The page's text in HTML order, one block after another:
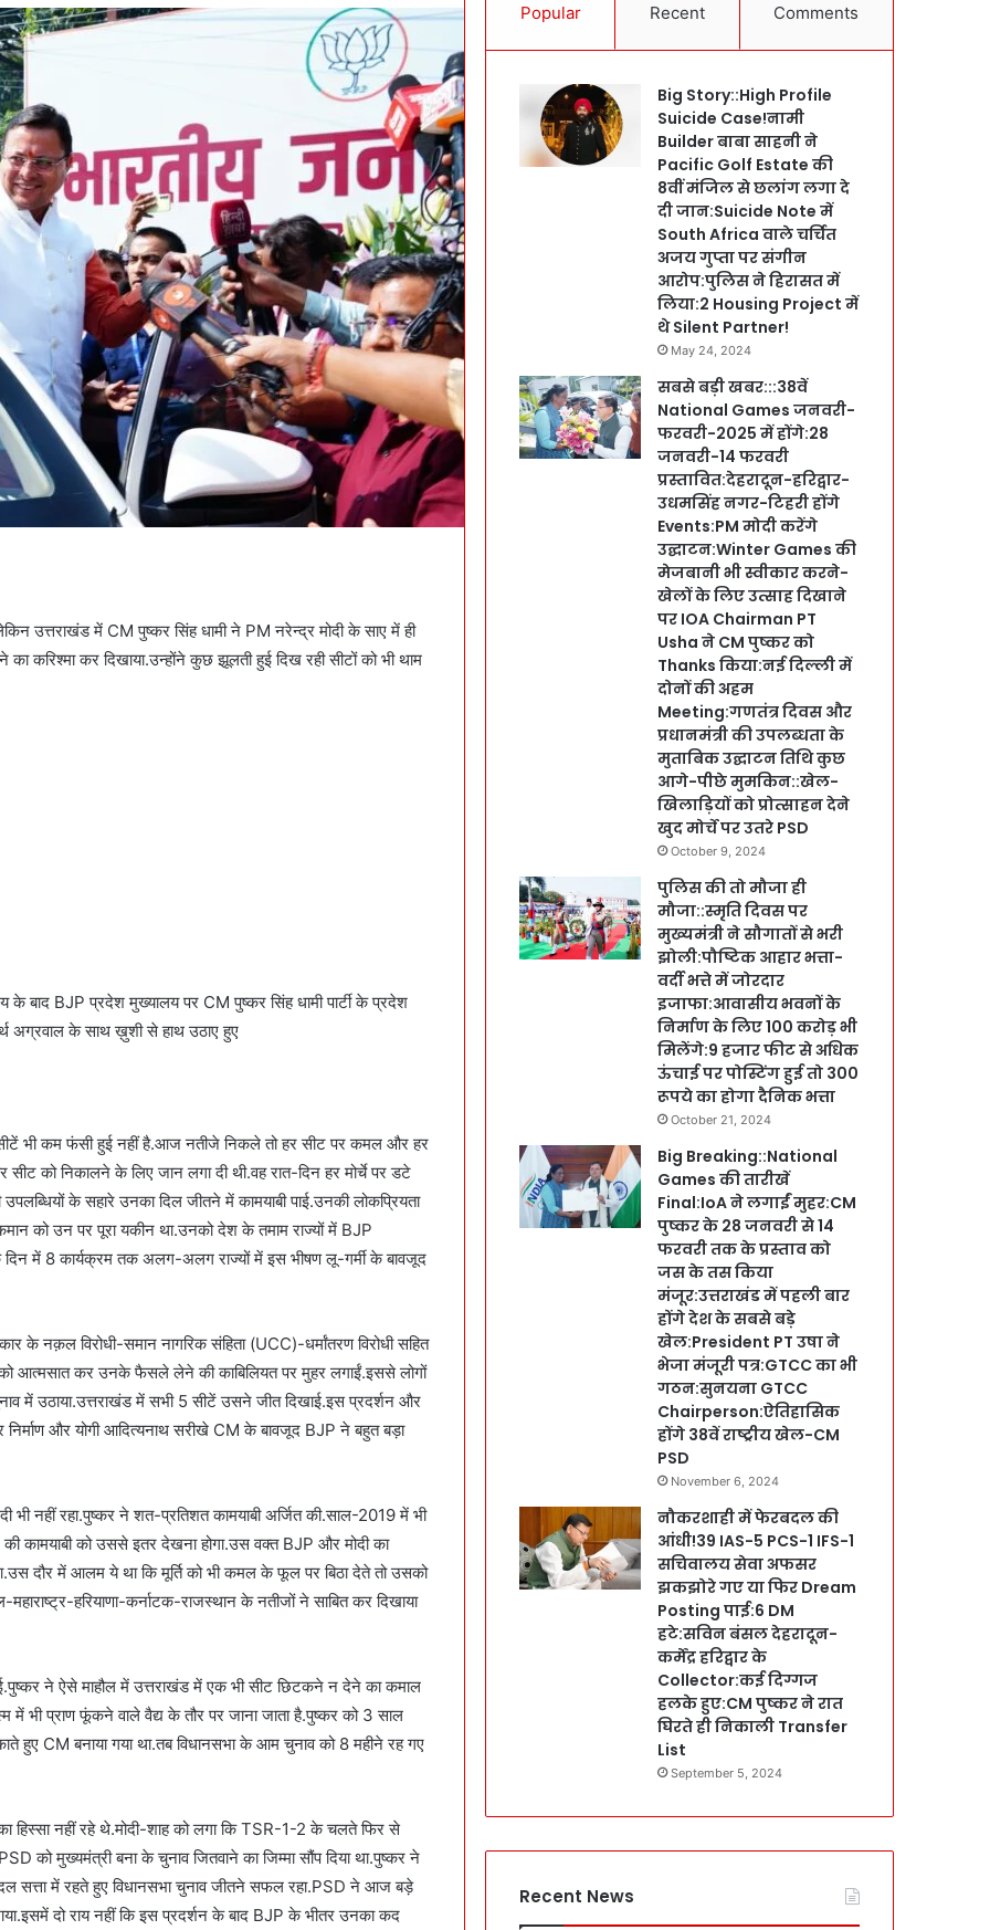
उत्तराखंड में CM पुष्कर सिंह धामी ने PM नरेन्द्र मोदी के साए में ही
करिश्मा कर दिखाया.उन्होंने कुछ झूलती हुई दिख रही सीटों को भी थाम
बाद BJP प्रदेश मुख्यालय पर CM पुष्कर सिंह धामी पार्टी के प्रदेश
अग्रवाल के साथ ख़ुशी से हाथ उठाए हुए
भी कम फंसी हुई नहीं है.आज नतीजे निकले तो हर सीट पर कमल और हर
को निकालने के लिए जान लगा दी थी.वह रात-दिन हर मोर्चे पर डटे
के सहारे उनका दिल जीतने में कामयाबी पाई.उनकी लोकप्रियता
को उन पर पूरा यकीन था.उनको देश के तमाम राज्यों में BJP
दिन में 8 कार्यक्रम तक अलग-अलग राज्यों में इस भीषण लू-गर्मी के बावजूद
के नक़ल विरोधी-समान नागरिक संहिता (UCC)-धर्मांतरण विरोधी सहित
आत्मसात कर उनके फैसले लेने की काबिलियत पर मुहर लगाईं.इससे लोगों
में उठाया.उत्तराखंड में सभी 5 सीटें उसने जीत दिखाई.इस प्रदर्शन और
और योगी आदित्यनाथ सरीखे CM के बावजूद BJP ने बहुत बड़ा
नहीं रहा.पुष्कर ने शत-प्रतिशत कामयाबी अर्जित की.साल-2019 में भी
कामयाबी को उससे इतर देखना होगा.उस वक्त BJP और मोदी का
दौर में आलम ये था कि मूर्ति को भी कमल के फूल पर बिठा देते तो उसको
हरियाणा-कर्नाटक-राजस्थान के नतीजों ने साबित कर दिखाया
ने ऐसे माहौल में उत्तराखंड में एक भी सीट छिटकने न देने का कमाल
में भी प्राण फूंकने वाले वैद्य के तौर पर जाना जाता है.पुष्कर को 3 साल
हुए CM बनाया गया था.तब विधानसभा के आम चुनाव को 8 महीने रह गए
हिस्सा नहीं रहे थे.मोदी-शाह को लगा कि TSR-1-2 के चलते फिर से
को मुख्यमंत्री बना के चुनाव जितवाने का जिम्मा सौंप दिया था.पुष्कर ने
दल सत्ता में रहते हुए विधानसभा चुनाव जीतने सफल रहा.PSD ने आज बड़े
दो राय नहीं कि इस प्रदर्शन के बाद BJP के भीतर उनका कद
Popular Recent Comments
Big Story::High Profile
Suicide Case!नामी
Builder बाबा साहनी ने
Pacific Golf Estate की
8वीं मंजिल से छलांग लगा दे
दी जान:Suicide Note में
South Africa वाले चर्चित
अजय गुप्ता पर संगीन
आरोप:पुलिस ने हिरासत में
लिया:2 Housing Project में
थे Silent Partner!
May 24, 2024
सबसे बड़ी खबर:::38वें
National Games जनवरी-
फरवरी-2025 में होंगे:28
जनवरी-14 फरवरी
प्रस्तावित:देहरादून-हरिद्वार-
उधमसिंह नगर-टिहरी होंगे
Events:PM मोदी करेंगे
उद्घाटन:Winter Games की
मेजबानी भी स्वीकार करने-
खेलों के लिए उत्साह दिखाने
पर IOA Chairman PT
Usha ने CM पुष्कर को
Thanks किया:नई दिल्ली में
दोनों की अहम
Meeting:गणतंत्र दिवस और
प्रधानमंत्री की उपलब्धता के
मुताबिक उद्घाटन तिथि कुछ
आगे-पीछे मुमकिन::खेल-
खिलाड़ियों को प्रोत्साहन देने
खुद मोर्चे पर उतरे PSD
October 9, 2024
पुलिस की तो मौजा ही
मौजा::स्मृति दिवस पर
मुख्यमंत्री ने सौगातों से भरी
झोली:पौष्टिक आहार भत्ता-
वर्दी भत्ते में जोरदार
इजाफा:आवासीय भवनों के
निर्माण के लिए 100 करोड़ भी
मिलेंगे:9 हजार फीट से अधिक
ऊंचाई पर पोस्टिंग हुई तो 300
रूपये का होगा दैनिक भत्ता
October 21, 2024
Big Breaking::National
Games की तारीखें
Final:IoA ने लगाईं मुहर:CM
पुष्कर के 28 जनवरी से 14
फरवरी तक के प्रस्ताव को
जस के तस किया
मंजूर:उत्तराखंड में पहली बार
होंगे देश के सबसे बड़े
खेल:President PT उषा ने
भेजा मंजूरी पत्र:GTCC का भी
गठन:सुनयना GTCC
Chairperson:ऐतिहासिक
होंगे 38वें राष्ट्रीय खेल-CM
PSD
November 6, 2024
नौकरशाही में फेरबदल की
आंधी!39 IAS-5 PCS-1 IFS-1
सचिवालय सेवा अफसर
झकझोरे गए या फिर Dream
Posting पाई:6 DM
हटे:सविन बंसल देहरादून-
कर्मेंद्र हरिद्वार के
Collector:कई दिग्गज
हलके हुए:CM पुष्कर ने रात
घिरते ही निकाली Transfer
List
September 5, 2024
Recent News